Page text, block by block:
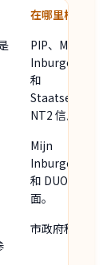
在哪里核对
PIP、Mijn
Inburgering
和
Staatsexamen
NT2 信息。
Mijn
Inburgering
和 DUO 考试页
面。
市政府和 PIP。